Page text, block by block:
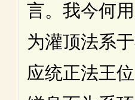
言。我今何用
为灌顶法系
应统正法王